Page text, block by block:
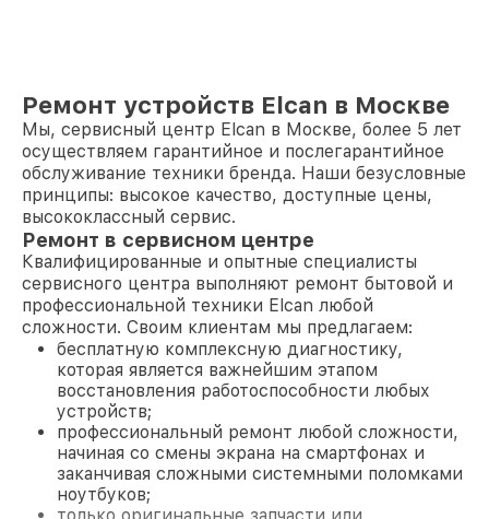
Ремонт устройств Elcan в Москве
Мы, сервисный центр Elcan в Москве, более 5 лет
осуществляем гарантийное и послегарантийное
обслуживание техники бренда. Наши безусловные
принципы: высокое качество, доступные цены,
высококлассный сервис.
Ремонт в сервисном центре
Квалифицированные и опытные специалисты
сервисного центра выполняют ремонт бытовой и
профессиональной техники Elcan любой
сложности. Своим клиентам мы предлагаем:
бесплатную комплексную диагностику,
которая является важнейшим этапом
восстановления работоспособности любых
устройств;
профессиональный ремонт любой сложности,
начиная со смены экрана на смартфонах и
заканчивая сложными системными поломками
ноутбуков;